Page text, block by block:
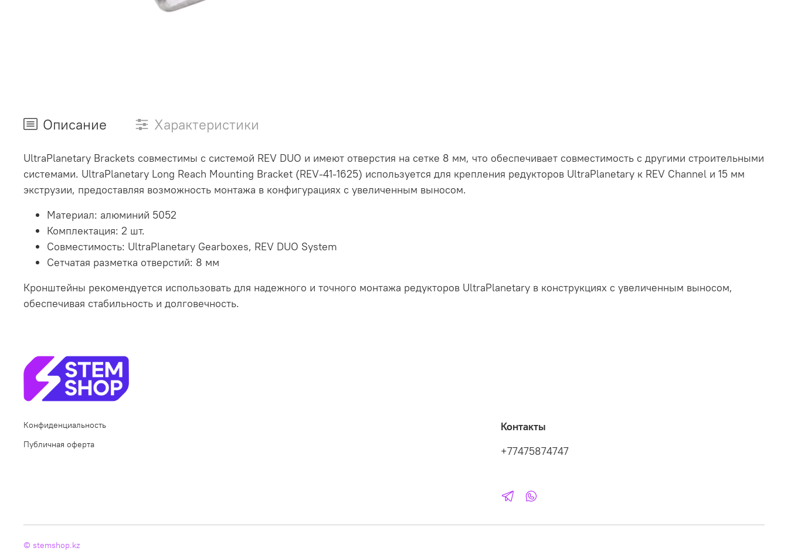
Описание Характеристики
UltraPlanetary Brackets совместимы с системой REV DUO и имеют отверстия на сетке 8 мм, что обеспечивает совместимость с другими строительными
системами. UltraPlanetary Long Reach Mounting Bracket (REV-41-1625) используется для крепления редукторов UltraPlanetary к REV Channel и 15 мм
экструзии, предоставляя возможность монтажа в конфигурациях с увеличенным выносом.
Материал: алюминий 5052
Комплектация: 2 шт.
Совместимость: UltraPlanetary Gearboxes, REV DUO System
Сетчатая разметка отверстий: 8 мм
Кронштейны рекомендуется использовать для надежного и точного монтажа редукторов UltraPlanetary в конструкциях с увеличенным выносом,
обеспечивая стабильность и долговечность.
Конфиденциальность
Публичная оферта
Контакты
+77475874747
© stemshop.kz